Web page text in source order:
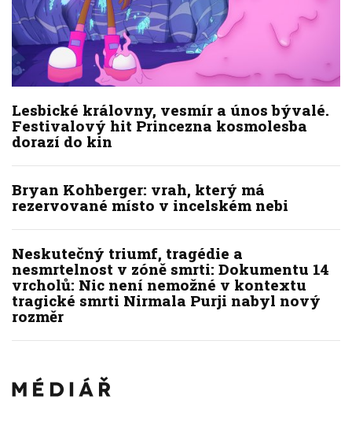
Lesbické královny, vesmír a únos bývalé.
Festivalový hit Princezna kosmolesba
dorazí do kin
Bryan Kohberger: vrah, který má
rezervované místo v incelském nebi
Neskutečný triumf, tragédie a
nesmrtelnost v zóně smrti: Dokumentu 14
vrcholů: Nic není nemožné v kontextu
tragické smrti Nirmala Purji nabyl nový
rozměr